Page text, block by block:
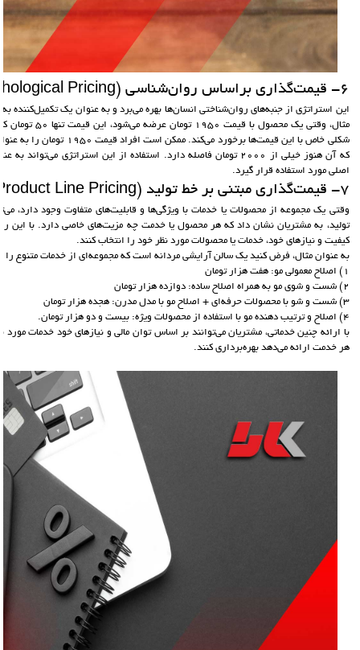
6- قیمت‌گذاری براساس روان‌شناسی (Psychological Pricing):
این استراتژی از جنبه‌های روان‌شناختی انسان‌ها بهره می‌برد و به عنوان یک
شکلی خاص با این قیمت‌ها برخورد
که آن هنوز خیلی از ۲۰۰۰ تومان فاصله دارد. استفاده از این استراتژی
اصلی مورد استفاده قرار گیرد.
7- قیمت‌گذاری مبتنی بر خط تولید (Product Line Pricing):
وقتی یک مجموعه از محصولات یا خدمات با ویژگی‌ها و قابلیت‌های متفاوت وجود دارد،
تولید، به مشتریان نشان داد که هر محصول یا خدمت چه مزیت‌های خاصی دارد. با این
کیفیت و نیازهای خود، خدمات یا محصولات مورد نظر خود را انتخاب کنند.
به عنوان مثال، فرض کنید یک سالن آرایشی مردانه است که مجموعه‌ای از خدمات متنوع را
۱) اصلاح معمولی مو: هفت هزار تومان
۲) شست و شوی مو به همراه اصلاح ساده: دوازده هزار تومان
۳) شست و شو با محصولات حرفه‌ای + اصلاح مو با مدل مدرن: هجده هزار تومان
۴) اصلاح و ترتیب دهنده مو با استفاده از محصولات ویژه: بیست و دو هزار تومان.
با ارائه چنین خدماتی، مشتریان می‌توانند بر اساس توان مالی و نیازهای خود خدمات
هر خدمت ارائه می‌دهد بهره‌برداری کنند.